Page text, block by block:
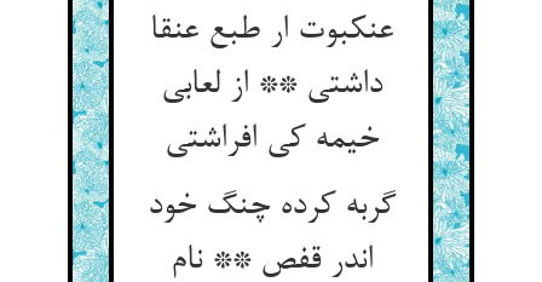
عنکبوت ار طبع عنقا
داشتی ** از لعابی
خیمه کی افراشتی
گربه کرده چنگ خود
اندر قفص ** نام